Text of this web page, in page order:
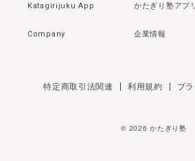
Katagirijuku App かたぎり塾アプリ
Company 企業情報
特定商取引法関連 利用規約 プ
© 2026 かたぎり塾